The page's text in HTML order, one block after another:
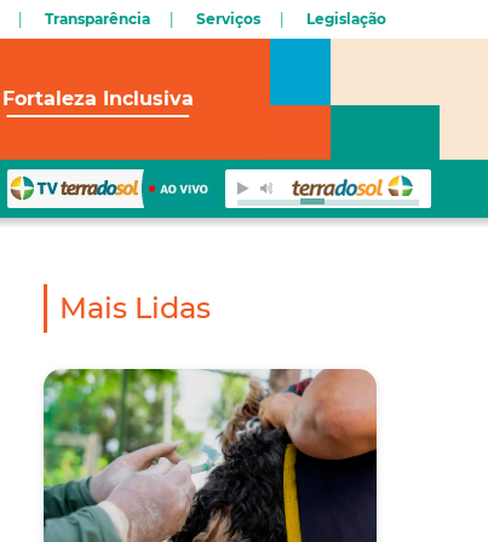
Transparência Serviços Legislação
Fortaleza Inclusiva
Mais Lidas